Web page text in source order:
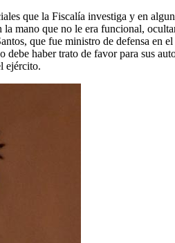
que la Fiscalía investiga y en
mano que no le era funcional,
que fue ministro de defensa en
debe haber trato de favor para sus
ejército.